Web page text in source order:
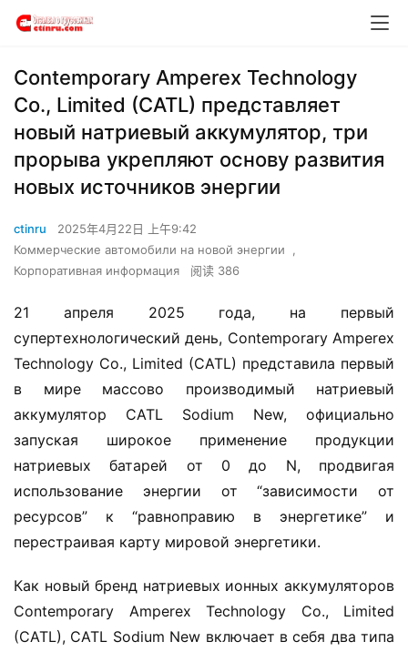
Contemporary Amperex Technology
Co., Limited (CATL) представляет
новый натриевый аккумулятор, три
прорыва укрепляют основу развития
новых источников энергии
ctinru
2025年4月22日 上午9:42
Коммерческие автомобили на новой энергии
,
Корпоративная информация
阅读 386
21 апреля 2025 года, на первый
супертехнологический день, Contemporary Amperex
Technology Co., Limited (CATL) представила первый
в мире массово производимый натриевый
аккумулятор CATL Sodium New, официально
запуская широкое применение продукции
натриевых батарей от 0 до N, продвигая
использование энергии от “зависимости от
ресурсов” к “равноправию в энергетике” и
перестраивая карту мировой энергетики.
Как новый бренд натриевых ионных аккумуляторов
Contemporary Amperex Technology Co., Limited
(CATL), CATL Sodium New включает в себя два типа